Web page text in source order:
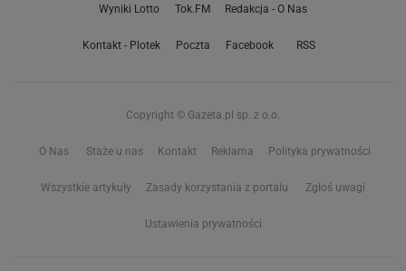
Wyniki Lotto Tok.FM Redakcja - O Nas
Kontakt - Plotek Poczta Facebook RSS
Copyright © Gazeta.pl sp. z o.o.
O Nas Staże u nas Kontakt Reklama Polityka prywatności
Wszystkie artykuły Zasady korzystania z portalu Zgłoś uwagi
Ustawienia prywatności